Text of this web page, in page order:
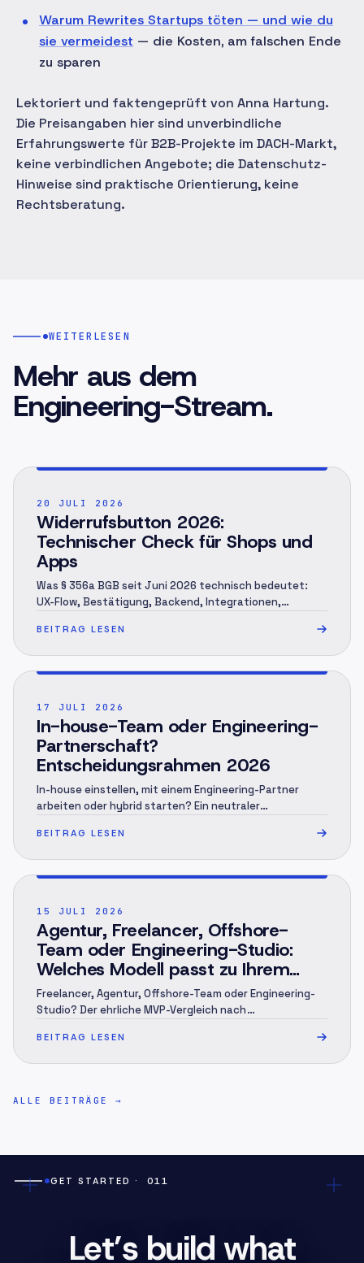
Warum Rewrites Startups töten — und wie du
sie vermeidest — die Kosten, am falschen Ende
zu sparen
Lektoriert und faktengeprüft von Anna Hartung.
Die Preisangaben hier sind unverbindliche
Erfahrungswerte für B2B-Projekte im DACH-Markt,
keine verbindlichen Angebote; die Datenschutz-
Hinweise sind praktische Orientierung, keine
Rechtsberatung.
WEITERLESEN
Mehr aus dem
Engineering-Stream.
20 JULI 2026
Widerrufsbutton 2026:
Technischer Check für Shops und
Apps
Was § 356a BGB seit Juni 2026 technisch bedeutet:
UX-Flow, Bestätigung, Backend, Integrationen,
BEITRAG LESEN
17 JULI 2026
In-house-Team oder Engineering-
Partnerschaft?
Entscheidungsrahmen 2026
In-house einstellen, mit einem Engineering-Partner
arbeiten oder hybrid starten? Ein neutraler
Handover und 12-Monats-Plan.
BEITRAG LESEN
15 JULI 2026
Agentur, Freelancer, Offshore-
Team oder Engineering-Studio:
Welches Modell passt zu Ihrem
MVP? (2026)
Freelancer, Agentur, Offshore-Team oder Engineering-
Studio? Der ehrliche MVP-Vergleich nach
BEITRAG LESEN
ALLE BEITRÄGE →
GET STARTED · 011
Let’s build what